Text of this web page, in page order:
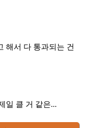
해서 다 통과되는 건
일 클 거 같은...